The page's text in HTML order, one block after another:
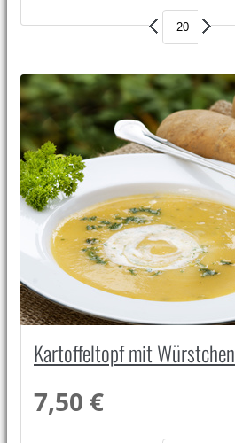
Kartoffeltopf mit Würstchen
7,50 €